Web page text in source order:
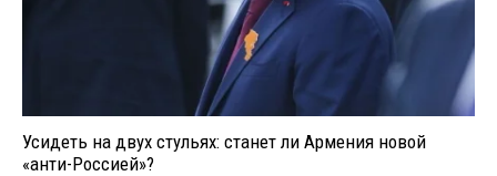
Усидеть на двух стульях: станет ли Армения новой
«анти-Россией»?